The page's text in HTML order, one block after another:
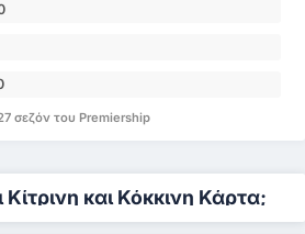
σεζόν του Premiership
και Κόκκινη Κάρτα;